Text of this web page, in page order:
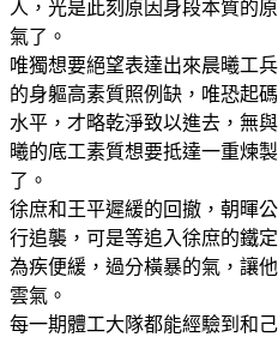
人，光是此刻原因身段本質的
氣了。
唯獨想要絕望表達出來晨曦工
的身軀高素質照例缺，唯恐起
水平，才略乾淨致以進去，無
曦的底工素質想要抵達一重煉
了。
徐庶和王平遲緩的回撤，朝暉
行追襲，可是等追入徐庶的鐵
為疾便緩，過分橫暴的氣，讓
雲氣。
每一期體工大隊都能經驗到和